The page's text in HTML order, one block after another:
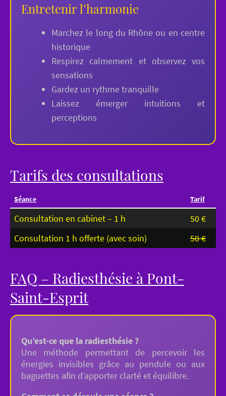
Entretenir l’harmonie
Marchez le long du Rhône ou en centre
historique
Respirez calmement et observez vos
sensations
Gardez un rythme tranquille
Laissez émerger intuitions et
perceptions
Tarifs des consultations
Séance Tarif
Consultation en cabinet – 1 h
50 €
Consultation 1 h offerte (avec soin)
50 €
FAQ – Radiesthésie à Pont-
Saint-Esprit
Qu’est-ce que la radiesthésie ?
Une méthode permettant de percevoir les
énergies invisibles grâce au pendule ou aux
baguettes afin d’apporter clarté et équilibre.